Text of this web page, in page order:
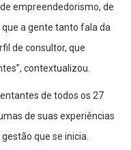
empreendedorismo, de
a gente tanto fala da
de consultor, que
contextualizou.
de todos os 27
de suas experiências
que se inicia.